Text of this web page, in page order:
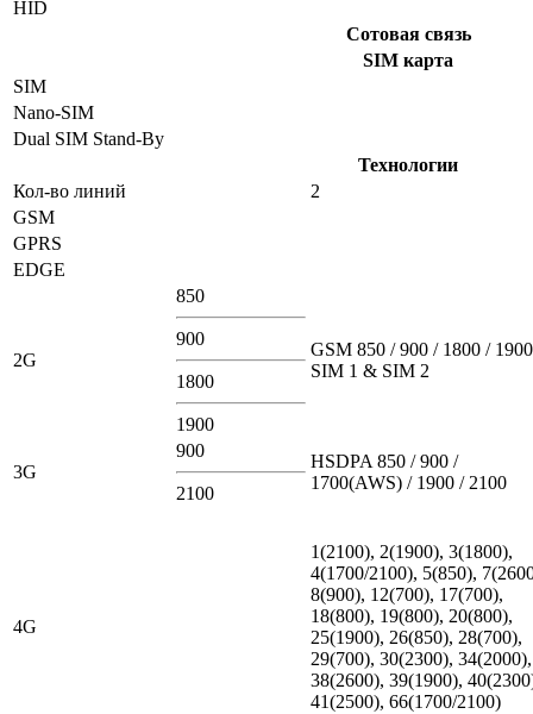
HID
Сотовая связь
SIM карта
SIM
Nano-SIM
Dual SIM Stand-By
Технологии
Кол-во линий
2
GSM
GPRS
EDGE
2G
850
900
1800
1900
GSM 850 / 900 / 1800 /
SIM 1 & SIM 2
3G
900
2100
HSDPA 850 / 900 /
1700(AWS) / 1900 / 2100
4G
1(2100), 2(1900), 3(1800),
4(1700/2100), 5(850),
8(900), 12(700), 17(700),
18(800), 19(800), 20(800),
25(1900), 26(850), 28(700),
29(700), 30(2300), 34(2000),
38(2600), 39(1900),
41(2500), 66(1700/2100)